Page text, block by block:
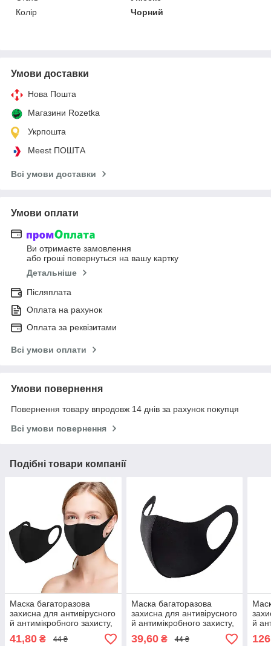
Колір
Чорний
Умови доставки
Нова Пошта
Магазини Rozetka
Укрпошта
Meest ПОШТА
Всі умови доставки
Умови оплати
Ви отримаєте замовлення
або гроші повернуться на вашу картку
Детальніше
Післяплата
Оплата на рахунок
Оплата за реквізитами
Всі умови оплати
Умови повернення
Повернення товару впродовж 14 днів за рахунок покупця
Всі умови повернення
Подібні товари компанії
Маска багаторазова
захисна для антивірусного
й антимікробного захисту,
розмір M
41,80 ₴ 44 ₴
Маска багаторазова
захисна для антивірусного
й антимікробного захисту,
розмір M
39,60₴ 44 ₴
й